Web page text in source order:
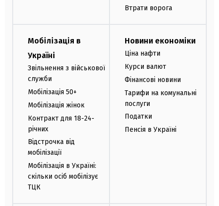
Втрати ворога
Мобілізація в
Україні
Звільнення з військової
служби
Мобілізація 50+
Мобілізація жінок
Контракт для 18-24-
річних
Відстрочка від
мобілізації
Мобілізація в Україні:
скільки осіб мобілізує
ТЦК
Новини економіки
Ціна нафти
Курси валют
Фінансові новини
Тарифи на комунальні
послуги
Податки
Пенсія в Україні